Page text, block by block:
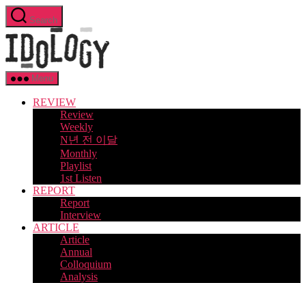
Skip
to
the
content
Search
Menu
REVIEW
Review
Weekly
N년 전 이달
Monthly
Playlist
1st Listen
REPORT
Report
Interview
ARTICLE
Article
Annual
Colloquium
Analysis